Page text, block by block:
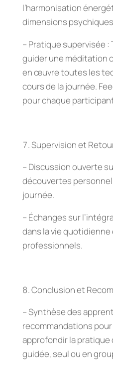
l’harmonisation
dimensions
– Pratique supervisée :
guider une méditation
en œuvre toutes les
cours de la journée.
pour chaque
Supervision et
– Discussion ouverte
découvertes
journée.
– Échanges sur
dans la vie
professionnels.
Conclusion et
– Synthèse des
recommandations
approfondir la pratique
guidée, seul ou en